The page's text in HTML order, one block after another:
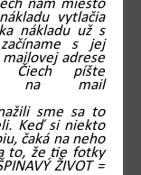
nám miesto
vytlačia
nákladu už s
s jej
adrese
píšte
na mail
sme sa to
Keď si niekto
čaká na neho
to, že tie fotky
ŽIVOT =